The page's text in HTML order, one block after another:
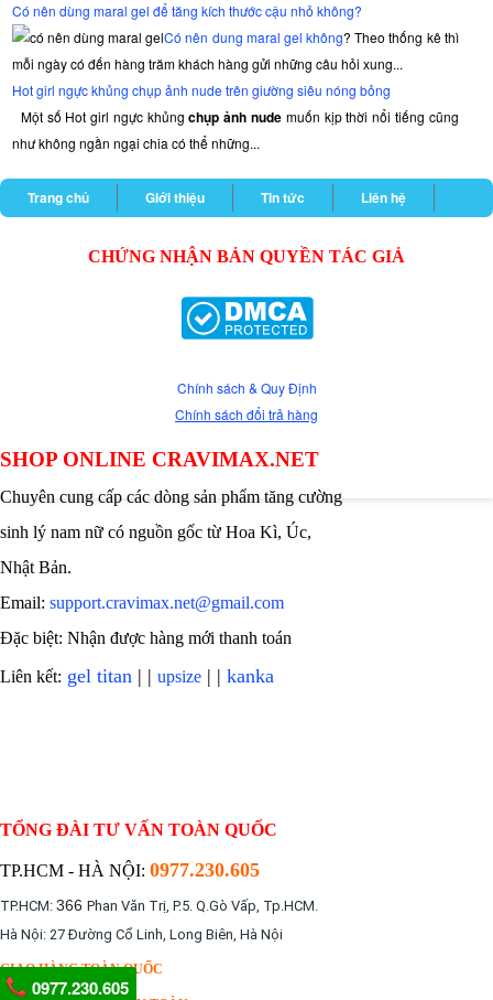
Đánh
giá
Hammer
of
bác
sĩ
chuyên
môn
khi
bản
sử
Hammer
of
Bên
cạnh
thuốc
khoáng
và
dưỡng
chất
thiết
yếu
Có nên dùng maral gel để tăng kích thước cậu nhỏ không?
Có nên dung maral gel không? Theo thống kê thì
mỗi ngày có đến hàng trăm khách hàng gửi những câu hỏi xung...
Hot girl ngực khủng chụp ảnh nude trên giường siêu nóng bỏng
Một số Hot girl ngực khủngchụp ảnh nude muốn kịp thời nổi tiếng cũng
như không ngần ngại chia có thể những...
Trang chủ Giới thiệu Tin tức Liên hệ
CHỨNG NHẬN BẢN QUYỀN TÁC GIẢ
Chính sách & Quy Định
Chính sách đổi trả hàng
SHOP ONLINE CRAVIMAX.NET
Chuyên cung cấp các dòng sản phẩm tăng cường
sinh lý nam nữ có nguồn gốc từ Hoa Kì, Úc,
Nhật Bản.
Email: support.cravimax.net@gmail.com
Đặc biệt: Nhận được hàng mới thanh toán
Liên kết: gel titan | | upsize | | kanka
TỔNG ĐÀI TƯ VẤN TOÀN QUỐC
TP.HCM - HÀ NỘI: 0977.230.605
TP.HCM: 366 Phan Văn Trị, P.5. Q.Gò Vấp, Tp.HCM.
Hà Nội: 27 Đường Cổ Linh, Long Biên, Hà Nội
GIAO HÀNG TOÀN QUỐC
0977.230.605